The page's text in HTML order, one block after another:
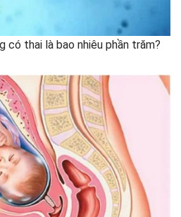
có thai là bao nhiêu phần trăm?